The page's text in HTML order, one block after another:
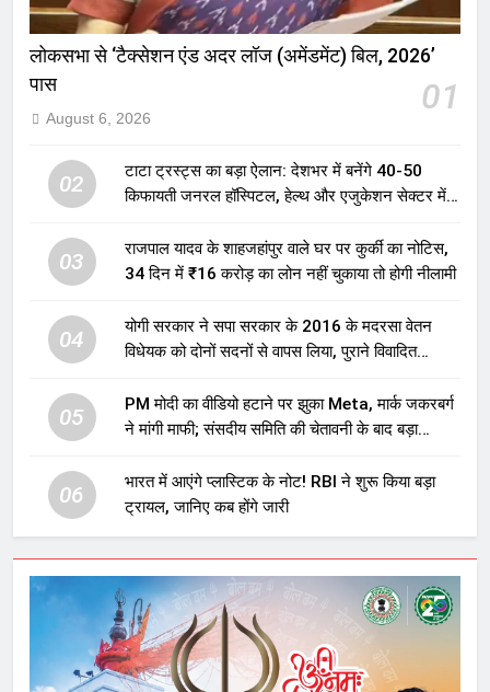
लोकसभा से ‘टैक्सेशन एंड अदर लॉज (अमेंडमेंट) बिल, 2026’
पास
01
August 6, 2026
02
टाटा ट्रस्ट्स का बड़ा ऐलान: देशभर में बनेंगे 40-50
किफायती जनरल हॉस्पिटल, हेल्थ और एजुकेशन सेक्टर में
03
राजपाल यादव के शाहजहांपुर वाले घर पर कुर्की का नोटिस,
34 दिन में ₹16 करोड़ का लोन नहीं चुकाया तो होगी नीलामी
04
योगी सरकार ने सपा सरकार के 2016 के मदरसा वेतन
विधेयक को दोनों सदनों से वापस लिया, पुराने विवादित
05
PM मोदी का वीडियो हटाने पर झुका Meta, मार्क जकरबर्ग
ने मांगी माफी; संसदीय समिति की चेतावनी के बाद बड़ा
06
भारत में आएंगे प्लास्टिक के नोट! RBI ने शुरू किया बड़ा
ट्रायल, जानिए कब होंगे जारी